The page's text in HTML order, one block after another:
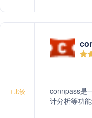
+比较
connpass是
计分析等功